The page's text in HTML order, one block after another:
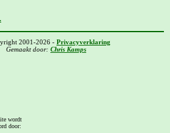
2001-2026 - Privacyverklaring
Gemaakt door: Chris Kamps
wordt
door: